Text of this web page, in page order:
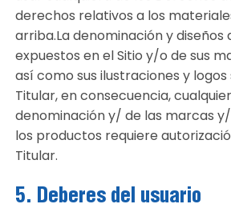
derechos relativos a los
arriba.La denominación y diseños
expuestos en el Sitio y/o de sus
así como sus ilustraciones y
Titular, en consecuencia,
denominación y/ de las marcas
los productos requiere
Titular.
5. Deberes del usuario